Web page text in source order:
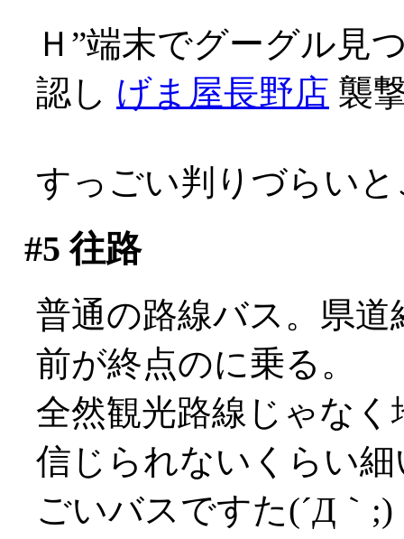
Ｈ”端末でグーグル見
認し げま屋長野店 襲
すっごい判りづらい
#5 往路
普通の路線バス。県
前が終点のに乗る。
全然観光路線じゃな
信じられないくらい
ごいバスですた(´Д｀;)